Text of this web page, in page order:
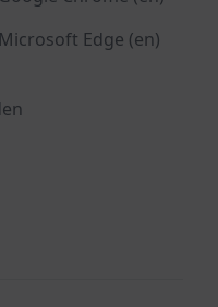
Microsoft Edge (en)